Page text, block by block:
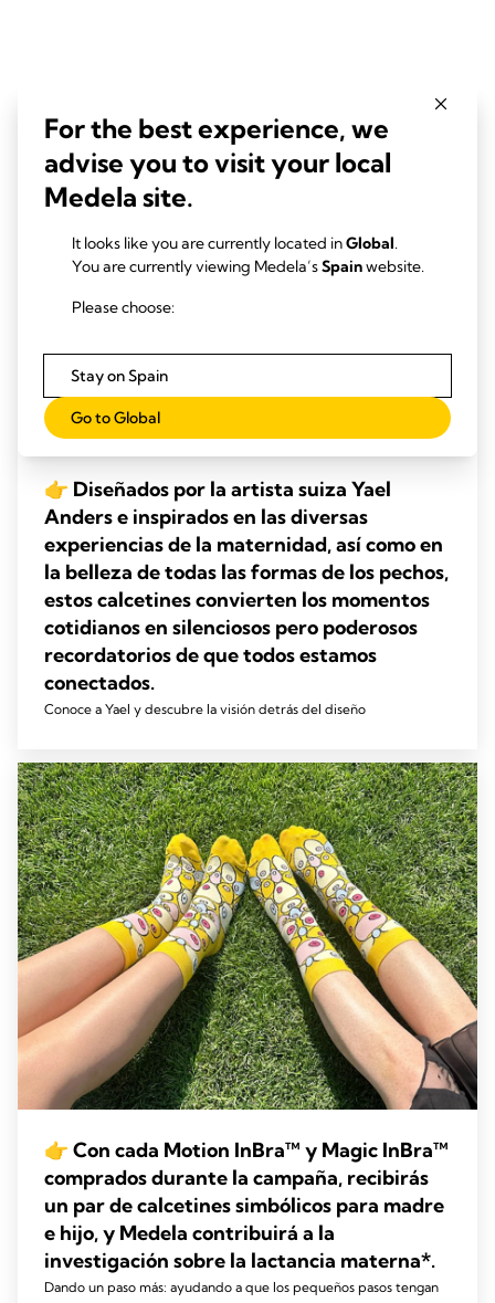
👉 Diseñados por la artista suiza Yael
Anders e inspirados en las diversas
experiencias de la maternidad, así como en
la belleza de todas las formas de los pechos,
estos calcetines convierten los momentos
cotidianos en silenciosos pero poderosos
recordatorios de que todos estamos
conectados.
Conoce a Yael y descubre la visión detrás del diseño
👉 Con cada Motion InBra™ y Magic InBra™
comprados durante la campaña, recibirás
un par de calcetines simbólicos para madre
e hijo, y Medela contribuirá a la
investigación sobre la lactancia materna*.
Dando un paso más: ayudando a que los pequeños pasos tengan
For the best experience, we
advise you to visit your local
Medela site.
It looks like you are currently located inGlobal.
You are currently viewing Medela’sSpainwebsite.
Please choose:
Stay on Spain
Go to Global